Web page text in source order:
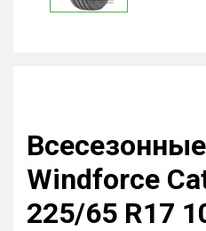
Windforce
225/65 R17